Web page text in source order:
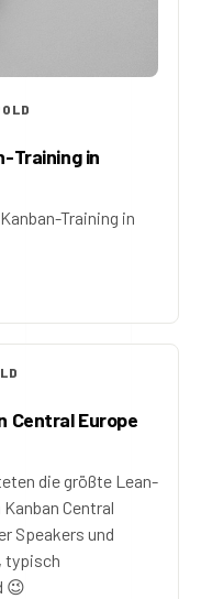
Training in
Training in
Central Europe
die größte Lean-
Central
Speakers und
typisch
😉